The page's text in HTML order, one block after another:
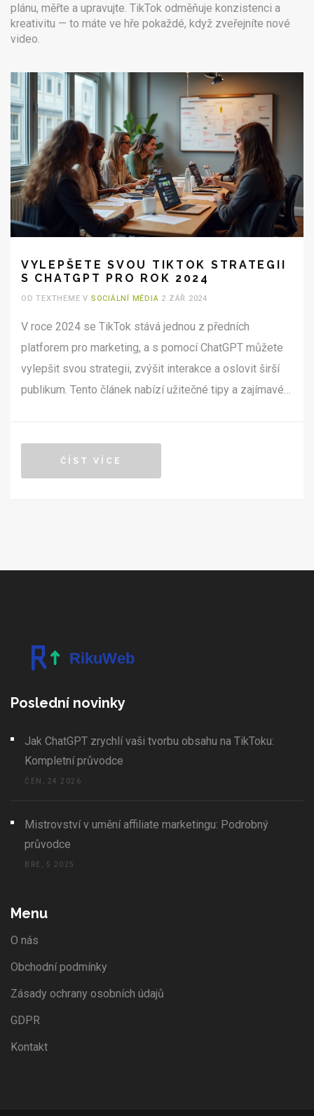
plánu, měřte a upravujte. TikTok odměňuje konzistenci a
kreativitu — to máte ve hře pokaždé, když zveřejníte nové
video.
VYLEPŠETE SVOU TIKTOK STRATEGII
S CHATGPT PRO ROK 2024
OD TEXTHEME V SOCIÁLNÍ MÉDIA 2 ZÁŘ 2024
V roce 2024 se TikTok stává jednou z předních
platforem pro marketing, a s pomocí ChatGPT můžete
vylepšit svou strategii, zvýšit interakce a oslovit širší
publikum. Tento článek nabízí užitečné tipy a zajímavé
ČÍST VÍCE
Poslední novinky
Jak ChatGPT zrychlí vaši tvorbu obsahu na TikToku:
Kompletní průvodce
ČEN, 24 2026
Mistrovství v umění affiliate marketingu: Podrobný
průvodce
BŘE, 5 2025
Menu
O nás
Obchodní podmínky
Zásady ochrany osobních údajů
GDPR
Kontakt